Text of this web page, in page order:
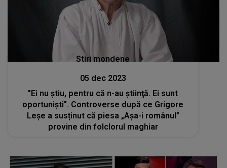
Stiri mondene
05 dec 2023
"Ei nu ştiu, pentru că n-au ştiinţă. Ei sunt
oportunişti". Controverse după ce Grigore
Leşe a susținut că piesa „Aşa-i românul”
provine din folclorul maghiar